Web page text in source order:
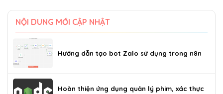
NỘI DUNG MỚI CẬP NHẬT
Hướng dẫn tạo bot Zalo sử dụng trong n8n
Hoàn thiện ứng dụng quản lý phim, xác thực